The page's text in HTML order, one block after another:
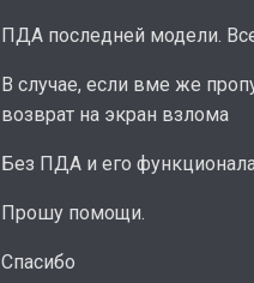
ПДА последней модели.
В случае, если вме же
возврат на экран взлома
Без ПДА и его
Прошу помощи.
Спасибо